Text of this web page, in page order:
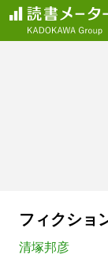
フィクショ
清塚邦彦